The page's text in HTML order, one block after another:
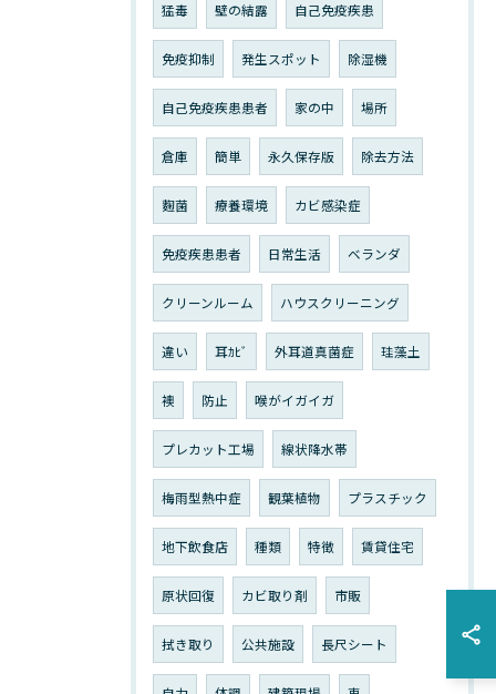
猛毒 壁の結露 自己免疫疾患
免疫抑制 発生スポット 除湿機
自己免疫疾患患者 家の中 場所
倉庫 簡単 永久保存版 除去方法
麴菌 療養環境 カビ感染症
免疫疾患患者 日常生活 ベランダ
クリーンルーム ハウスクリーニング
違い 耳ｶﾋﾞ 外耳道真菌症 珪藻土
襖 防止 喉がイガイガ
プレカット工場 線状降水帯
梅雨型熱中症 観葉植物 プラスチック
地下飲食店 種類 特徴 賃貸住宅
原状回復 カビ取り剤 市販
拭き取り 公共施設 長尺シート